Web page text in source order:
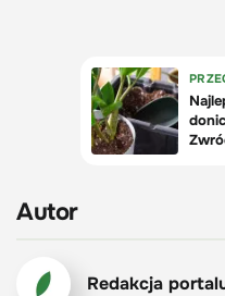
Autor
Redakcja